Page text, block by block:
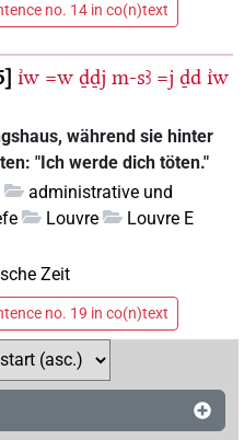
no. 14 in co(n)text
ı͗w =w ḏḏj m-sꜣ =j ḏd ı͗w
während sie hinter
"Ich werde dich töten."
administrative und
Louvre
Louvre E
Zeit
no. 19 in co(n)text